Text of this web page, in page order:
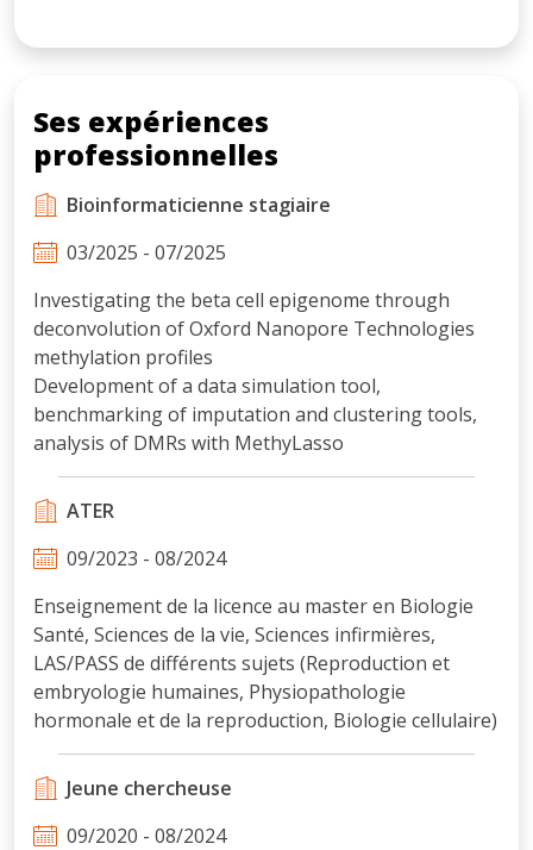
Ses expériences
professionnelles
Bioinformaticienne stagiaire
03/2025 - 07/2025
Investigating the beta cell epigenome through
deconvolution of Oxford Nanopore Technologies
methylation profiles
Development of a data simulation tool,
benchmarking of imputation and clustering tools,
analysis of DMRs with MethyLasso
ATER
09/2023 - 08/2024
Enseignement de la licence au master en Biologie
Santé, Sciences de la vie, Sciences infirmières,
LAS/PASS de différents sujets (Reproduction et
embryologie humaines, Physiopathologie
hormonale et de la reproduction, Biologie cellulaire)
Jeune chercheuse
09/2020 - 08/2024